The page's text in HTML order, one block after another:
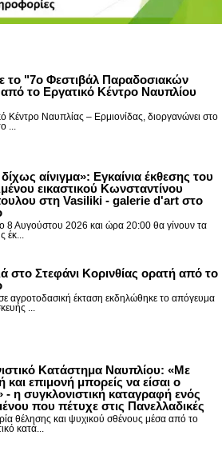
το "7ο Φεστιβάλ Παραδοσιακών
το Εργατικό Κέντρο Ναυπλίου
Κέντρο Ναυπλίας – Ερμιονίδας, διοργανώνει στο
...
αίνιγμα»: Εγκαίνια έκθεσης του
εικαστικού Κωνσταντίνου
στη Vasiliki - galerie d'art στο
8 Αυγούστου 2026 και ώρα 20:00 θα γίνουν τα
έκ...
στο Στεφάνι Κορινθίας ορατή από το
αγροτοδασική έκταση εκδηλώθηκε το απόγευμα
...
Κατάστημα Ναυπλίου: «Με
και επιμονή μπορείς να είσαι ο
- η συγκλονιστική καταγραφή ενός
που πέτυχε στις Πανελλαδικές
θέλησης και ψυχικού σθένους μέσα από το
κατά...